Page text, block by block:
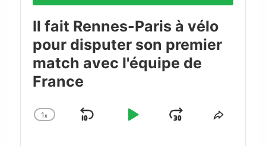
Il fait Rennes-Paris à vélo
pour disputer son premier
match avec l'équipe de
France
Change
1x
Skip
Play
JumpShare